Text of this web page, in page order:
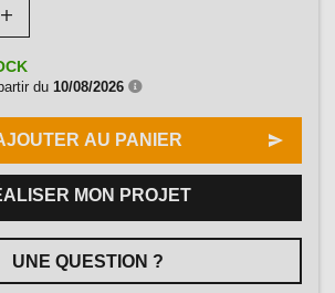
du 10/08/2026
AU PANIER
MON PROJET
UNE QUESTION ?